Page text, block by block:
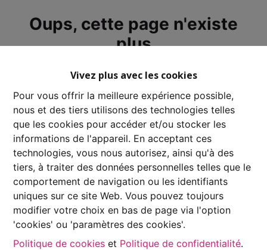
Vivez plus avec les cookies
Pour vous offrir la meilleure expérience possible,
nous et des tiers utilisons des technologies telles
que les cookies pour accéder et/ou stocker les
informations de l'appareil. En acceptant ces
technologies, vous nous autorisez, ainsi qu'à des
tiers, à traiter des données personnelles telles que le
comportement de navigation ou les identifiants
uniques sur ce site Web. Vous pouvez toujours
modifier votre choix en bas de page via l'option
'cookies' ou 'paramètres des cookies'.
Politique de cookies et Politique de confidentialité.
Oups, cette page n'existe
plus
À Vendre À Louer